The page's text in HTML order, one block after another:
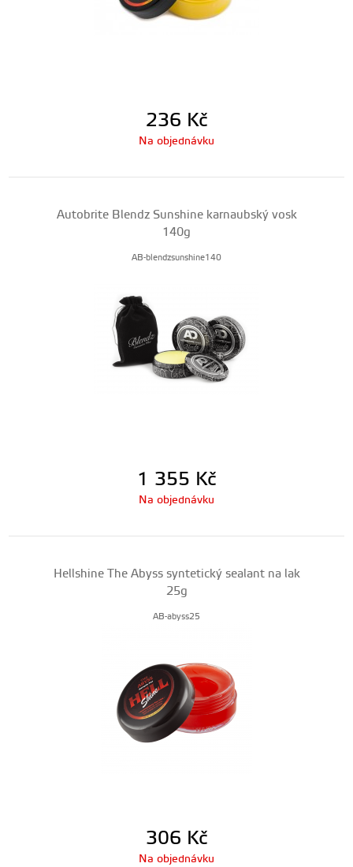
236 Kč
Na objednávku
Autobrite Blendz Sunshine karnaubský vosk
140g
AB-blendzsunshine140
1 355 Kč
Na objednávku
Hellshine The Abyss syntetický sealant na lak
25g
AB-abyss25
306 Kč
Na objednávku